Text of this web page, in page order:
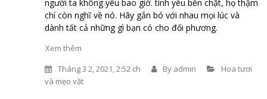
người ta không yêu bao giờ. tình yêu bền chặt, họ thậm
chí còn nghĩ về nó. Hãy gắn bó với nhau mọi lúc và
dành tất cả những gì bạn có cho đối phương.
Xem thêm
Tháng 3 2, 2021, 2:52 ch
By admin
Hoa tươi
và mẹo vặt